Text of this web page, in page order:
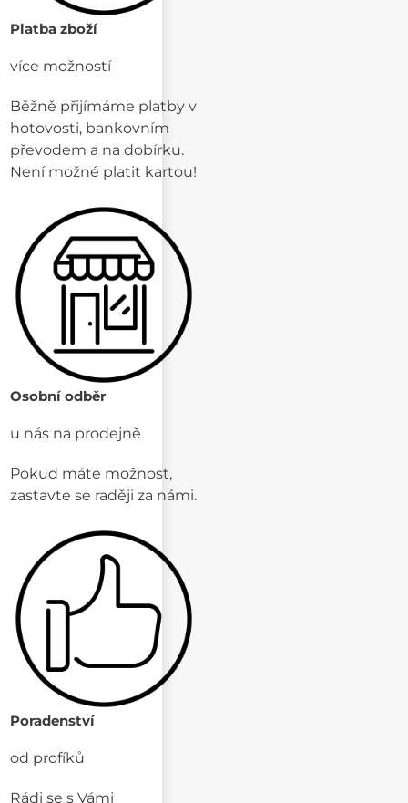
Platba zboží
více možností
Běžně přijímáme platby v
hotovosti, bankovním
převodem a na dobírku.
Není možné platit kartou!
Osobní odběr
u nás na prodejně
Pokud máte možnost,
zastavte se raději za námi.
Poradenství
od profíků
Rádi se s Vámi